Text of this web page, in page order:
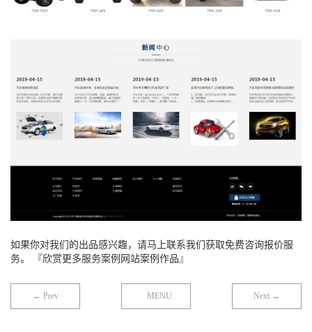
如果你对我们的出品感兴趣，请马上联系我们获取免费咨询报价服
务。 『欣赏更多服务案例网站案例作品』
← Prev MENU Next →